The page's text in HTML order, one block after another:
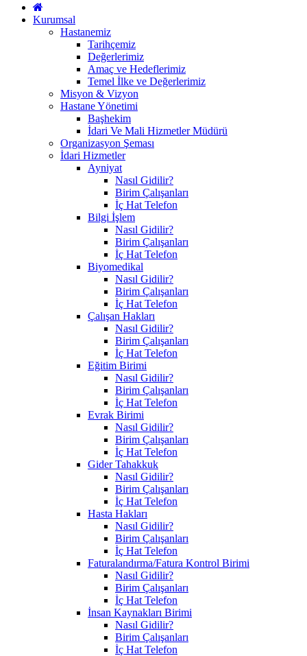
Kurumsal
Hastanemiz
Tarihçemiz
Değerlerimiz
Amaç ve Hedeflerimiz
Temel İlke ve Değerlerimiz
Misyon & Vizyon
Hastane Yönetimi
Başhekim
İdari Ve Mali Hizmetler Müdürü
Organizasyon Şeması
İdari Hizmetler
Ayniyat
Nasıl Gidilir?
Birim Çalışanları
İç Hat Telefon
Bilgi İşlem
Nasıl Gidilir?
Birim Çalışanları
İç Hat Telefon
Biyomedikal
Nasıl Gidilir?
Birim Çalışanları
İç Hat Telefon
Çalışan Hakları
Nasıl Gidilir?
Birim Çalışanları
İç Hat Telefon
Eğitim Birimi
Nasıl Gidilir?
Birim Çalışanları
İç Hat Telefon
Evrak Birimi
Nasıl Gidilir?
Birim Çalışanları
İç Hat Telefon
Gider Tahakkuk
Nasıl Gidilir?
Birim Çalışanları
İç Hat Telefon
Hasta Hakları
Nasıl Gidilir?
Birim Çalışanları
İç Hat Telefon
Faturalandırma/Fatura Kontrol Birimi
Nasıl Gidilir?
Birim Çalışanları
İç Hat Telefon
İnsan Kaynakları Birimi
Nasıl Gidilir?
Birim Çalışanları
İç Hat Telefon